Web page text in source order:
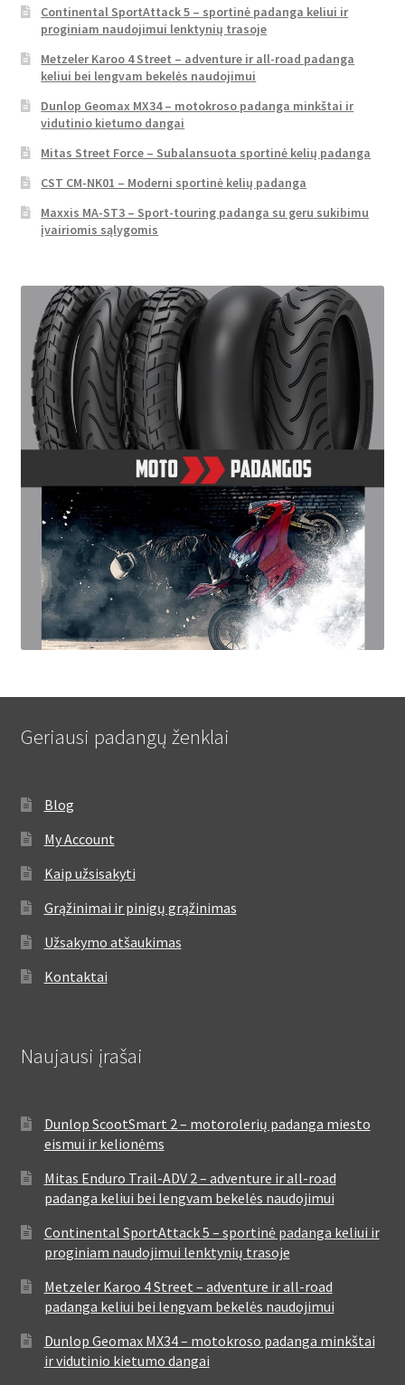
Continental SportAttack 5 – sportinė padanga keliui ir
proginiam naudojimui lenktynių trasoje
Metzeler Karoo 4 Street – adventure ir all-road padanga
keliui bei lengvam bekelės naudojimui
Dunlop Geomax MX34 – motokroso padanga minkštai ir
vidutinio kietumo dangai
Mitas Street Force – Subalansuota sportinė kelių padanga
CST CM-NK01 – Moderni sportinė kelių padanga
Maxxis MA-ST3 – Sport-touring padanga su geru sukibimu
įvairiomis sąlygomis
Geriausi padangų ženklai
Blog
My Account
Kaip užsisakyti
Grąžinimai ir pinigų grąžinimas
Užsakymo atšaukimas
Kontaktai
Naujausi įrašai
Dunlop ScootSmart 2 – motorolerių padanga miesto
eismui ir kelionėms
Mitas Enduro Trail-ADV 2 – adventure ir all-road
padanga keliui bei lengvam bekelės naudojimui
Continental SportAttack 5 – sportinė padanga keliui ir
proginiam naudojimui lenktynių trasoje
Metzeler Karoo 4 Street – adventure ir all-road
padanga keliui bei lengvam bekelės naudojimui
Dunlop Geomax MX34 – motokroso padanga minkštai
ir vidutinio kietumo dangai